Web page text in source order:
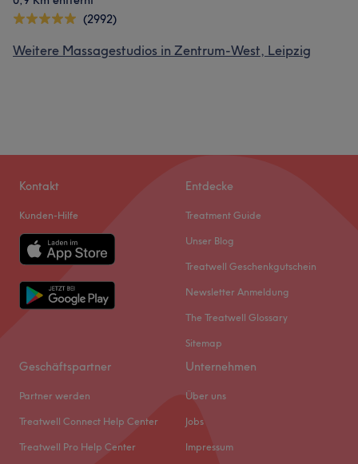
(2992)
Weitere Massagestudios in Zentrum-West, Leipzig
Kontakt
Kunden-Hilfe
Entdecke
Treatment Guide
Unser Blog
Treatwell Geschenkgutschein
Newsletter Anmeldung
The Treatwell Glossary
Sitemap
Geschäftspartner
Partner werden
Treatwell Connect Help Center
Treatwell Pro Help Center
Unternehmen
Über uns
Jobs
Impressum